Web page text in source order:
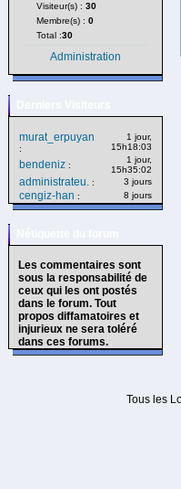
Visiteur(s) : 30
Membre(s) : 0
Total :30
Administration
murat_erpuyan
:
1 jour,
15h18:03
bendeniz :
1 jour,
15h35:02
administrateu. : 3 jours
cengiz-han : 8 jours
Les commentaires sont
sous la responsabilité de
ceux qui les ont postés
dans le forum. Tout
propos diffamatoires et
injurieux ne sera toléré
dans ces forums.
Tous les